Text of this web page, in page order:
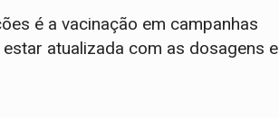
é a vacinação em campanhas
atualizada com as dosagens e